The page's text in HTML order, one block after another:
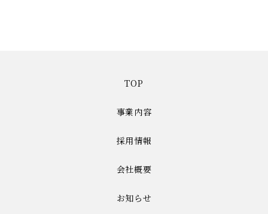
TOP
事業内容
採用情報
会社概要
お知らせ